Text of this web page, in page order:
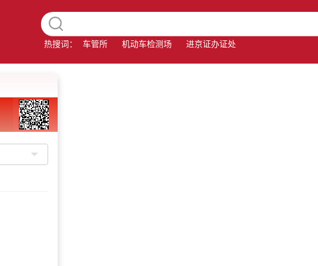
热搜词： 车管所 机动车检测场 进京证办证处